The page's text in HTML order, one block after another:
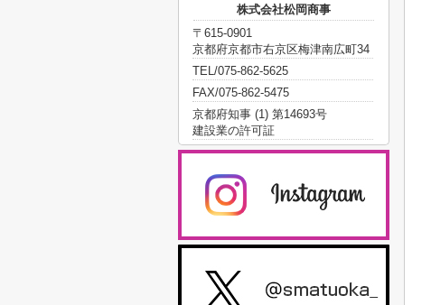
株式会社松岡商事
〒615-0901
京都府京都市右京区梅津南広町34
TEL/075-862-5625
FAX/075-862-5475
京都府知事 (1) 第14693号
建設業の許可証